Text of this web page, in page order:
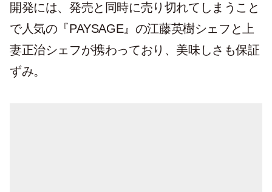
開発には、発売と同時に売り切れてしまうこと
で人気の『PAYSAGE』の江藤英樹シェフと上
妻正治シェフが携わっており、美味しさも保証
ずみ。